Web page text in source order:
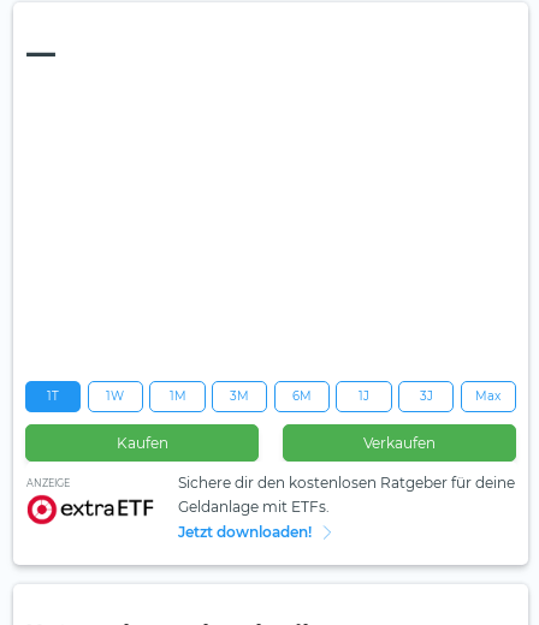
—
1T 1W 1M 3M 6M 1J 3J Max
Kaufen Verkaufen
ANZEIGE
Sichere dir den kostenlosen Ratgeber für deine
Geldanlage mit ETFs.
Jetzt downloaden!